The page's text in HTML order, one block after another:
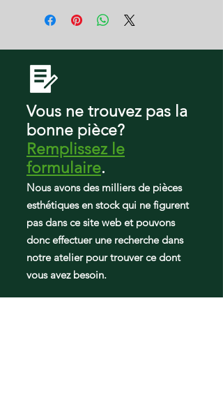
RF30BB620012AA
RF30BB660012AA
RF30BB6200APAA
RF29BB860012AA
RF30BB6600APAA
RF23BB8200QLAA
RF24BB6600APAA
RF24BB660012AA
RF24BB6200QLAA
RF23BB8600APAA
RF23BB820012AA
RF23BB86004MAA
RF23BB8200APAA
RF23BB8600QLAA
RF24BB620012AA
RF23BB860012AA
RF30BB6600QLAA
RF24BB6600QLAA
Vous ne trouvez pas la
bonne pièce?
Remplissez le
formulaire.
Nous avons des milliers de pièces
esthétiques en stock qui ne figurent
pas dans ce site web et pouvons
donc effectuer une recherche dans
notre atelier pour trouver ce dont
vous avez besoin.